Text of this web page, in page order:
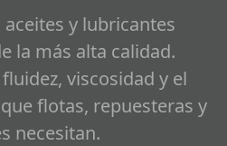
y lubricantes
la más alta calidad.
viscosidad y el
flotas, repuesteras y
necesitan.